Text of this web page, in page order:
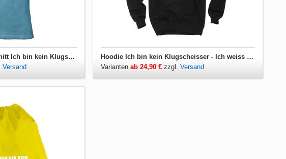
Herren T-Shirt V-Ausschnitt Ich bin kein Klugscheisser - Ich weiss es wirklich besser
Versand
Hoodie Ich bin kein Klugscheisser - Ich weiss es wirklich besser
Variantenab 24,90 € zzgl.Versand